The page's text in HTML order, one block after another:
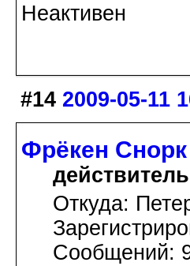
Неактивен
#14 2009-05-11
Фрёкен Снорк
Откуда:
Сообщений: